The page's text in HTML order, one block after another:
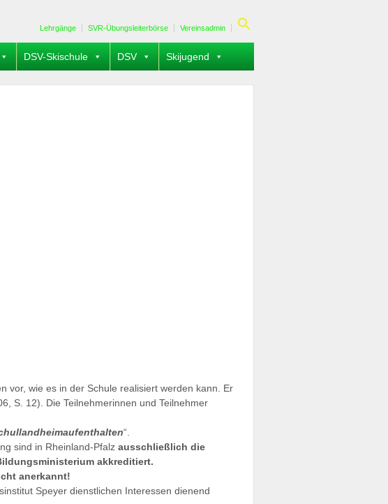
Lehrgänge SVR-Übungsleiterbörse Vereinsadmin
DSV-Skischule DSV Skijugend
vor, wie es in der Schule realisiert werden kann. Er
S. 12). Die Teilnehmerinnen und Teilnehmer
“.
sind in Rheinland-Pfalz ausschließlich die
akkreditiert.
anerkannt!
Speyer dienstlichen Interessen dienend